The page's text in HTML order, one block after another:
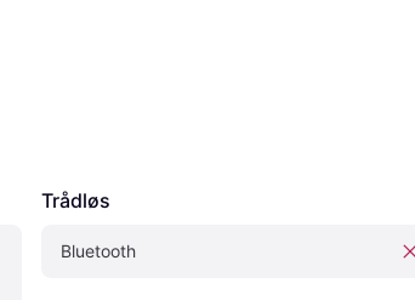
Trådløs
Bluetooth